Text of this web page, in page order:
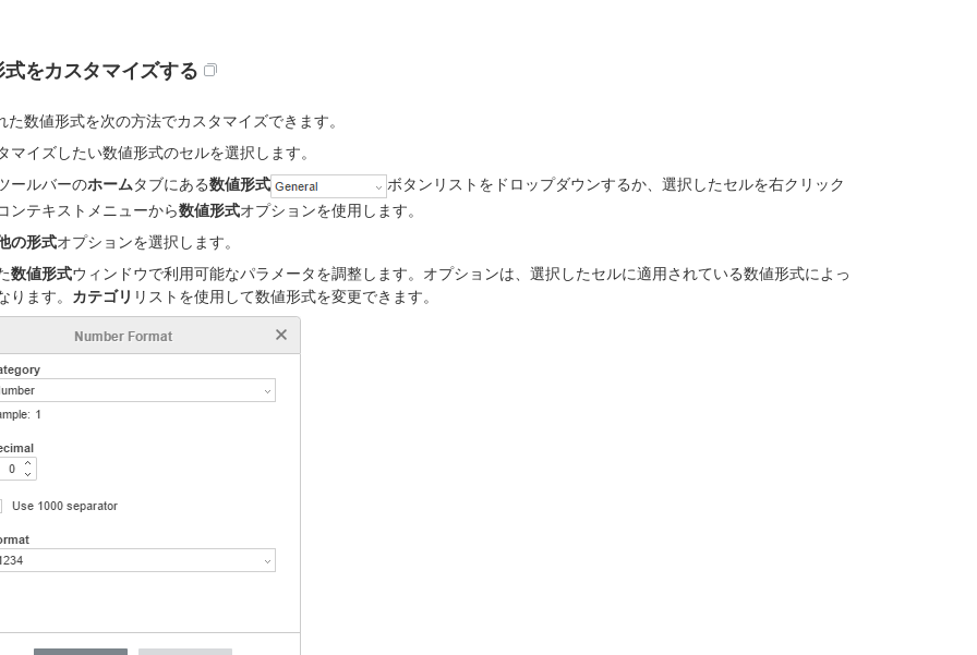
をカスタマイズする
た数値形式を次の方法でカスタマイズできます。
マイズしたい数値形式のセルを選択します。
ールバーのホームタブにある数値形式
ボタンリストをドロップダウンするか、選択したセルを右クリック
ンテキストメニューから数値形式オプションを使用します。
の形式オプションを選択します。
数値形式ウィンドウで利用可能なパラメータを調整します。オプションは、選択したセルに適用されている数値形式によっ
ります。 カテゴリ リストを使用して数値形式を変更できます。